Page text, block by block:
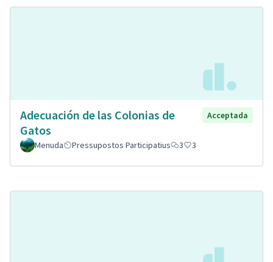
Adecuación de las Colonias de
Gatos
Acceptada
Menuda Pressupostos Participatius 3 3